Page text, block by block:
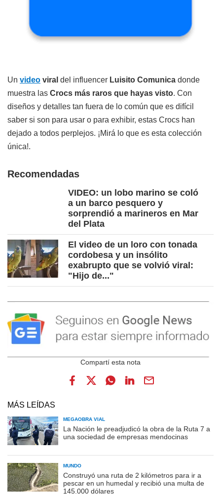
Un video viral del influencer Luisito Comunica donde
muestra las Crocs más raros que hayas visto. Con
diseños y detalles tan fuera de lo común que es difícil
saber si son para usar o para exhibir, estas Crocs han
dejado a todos perplejos. ¡Mirá lo que es esta colección
única!.
Recomendadas
VIDEO: un lobo marino se coló
a un barco pesquero y
sorprendió a marineros en Mar
del Plata
El video de un loro con tonada
cordobesa y un insólito
exabrupto que se volvió viral:
"Hijo de..."
MÁS LEÍDAS
MEGAOBRA VIAL
La Nación le preadjudicó la obra de la Ruta 7 a
una sociedad de empresas mendocinas
MUNDO
Construyó una ruta de 2 kilómetros para ir a
pescar en un humedal y recibió una multa de
145.000 dólares